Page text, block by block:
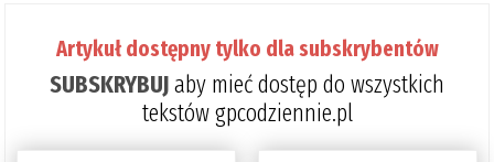
Artykuł dostępny tylko dla subskrybentów
SUBSKRYBUJaby mieć dostęp do wszystkich
tekstów gpcodziennie.pl